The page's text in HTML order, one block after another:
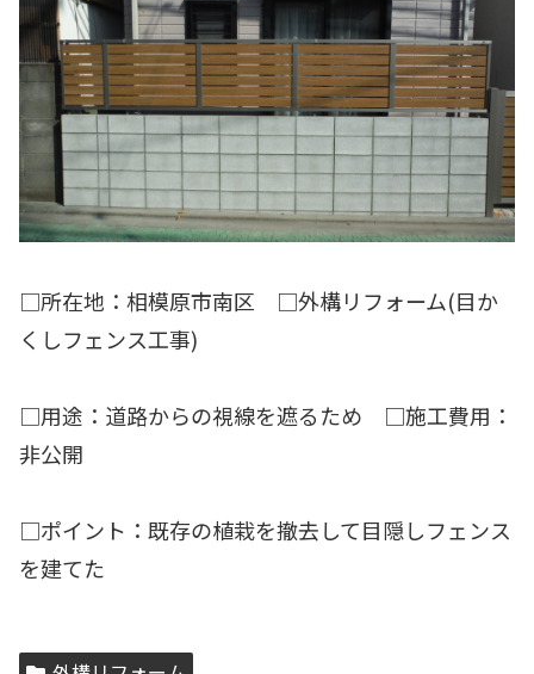
□所在地：相模原市南区 □外構リフォーム(目か
くしフェンス工事)
□用途：道路からの視線を遮るため □施工費用：
非公開
□ポイント：既存の植栽を撤去して目隠しフェンス
を建てた